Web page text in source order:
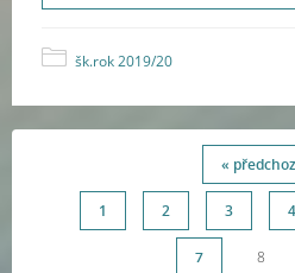
šk.rok 2019/20
«
1 2 3 4
7 8